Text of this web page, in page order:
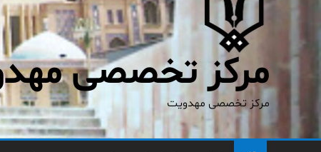
مرکز تخصصی
مرکز تخصصی مهدویت